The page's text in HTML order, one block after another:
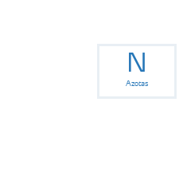
N
Azotas